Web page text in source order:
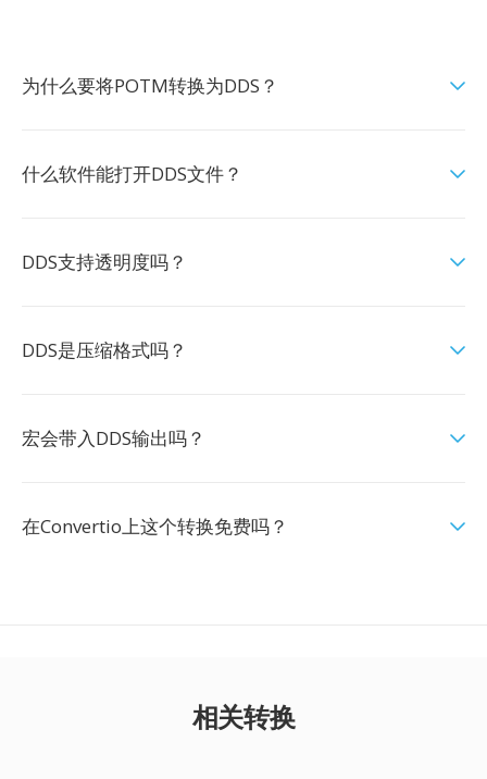
为什么要将POTM转换为DDS？
什么软件能打开DDS文件？
DDS支持透明度吗？
DDS是压缩格式吗？
宏会带入DDS输出吗？
在Convertio上这个转换免费吗？
相关转换